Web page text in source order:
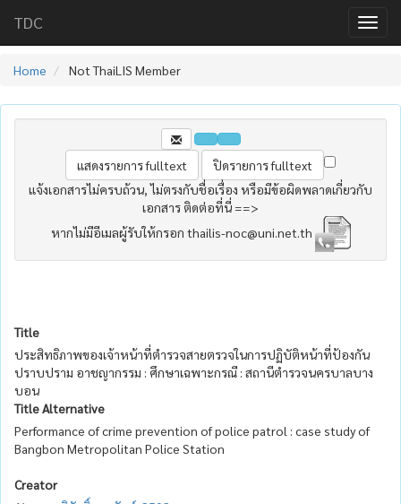
TDC
Home Not ThaiLIS Member
แจ้งเอกสารไม่ครบถ้วน, ไม่ตรงกับชื่อเรื่อง หรือมีข้อผิดพลาดเกี่ยวกับ
เอกสาร ติดต่อที่นี่ ==>
หากไม่มีอีเมลผู้รับให้กรอก thailis-noc@uni.net.th
Title
ประสิทธิภาพของเจ้าหน้าที่ตำรวจสายตรวจในการปฏิบัติหน้าที่ป้องกัน
ปราบปราม อาชญากรรม : ศึกษาเฉพาะกรณี : สถานีตำรวจนครบาลบาง
บอน
Title Alternative
Performance of crime prevention of police patrol : case study of
Bangbon Metropolitan Police Station
Creator